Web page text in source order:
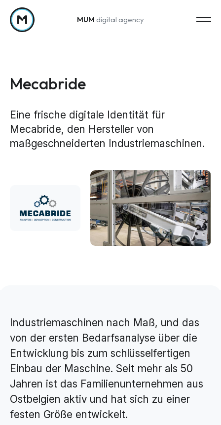
Zum Inhalt springen
MUM digital agency
Strategy
Web Analytics & Reporting
Creation
Brand Design & Grafik
Search-Marketing (SEO/GEO)
Online Werbung (SEA/SMA)
Social Media Marketing (SMM)
E-Mail Marketing
Applications
Web-Applikationen
Mecabride
Eine frische digitale Identität für
Mecabride, den Hersteller von
maßgeschneiderten Industriemaschinen.
Industriemaschinen nach Maß, und das
von der ersten Bedarfsanalyse über die
Entwicklung bis zum schlüsselfertigen
Einbau der Maschine. Seit mehr als 50
Jahren ist das Familienunternehmen aus
Ostbelgien aktiv und hat sich zu einer
festen Größe entwickelt.